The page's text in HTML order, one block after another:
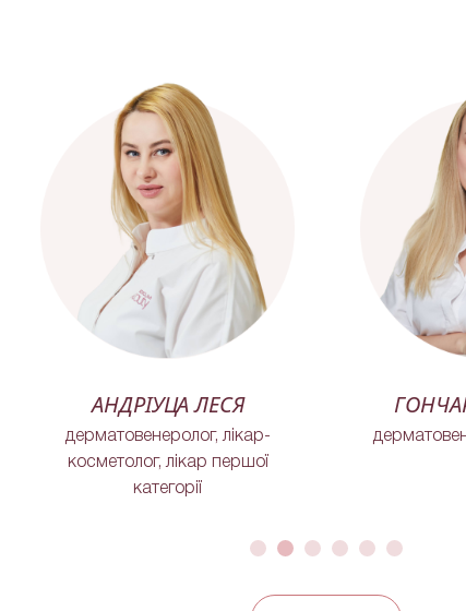
АНДРІУЦА ЛЕСЯ
дерматовенеролог, лікар-
косметолог, лікар першої
категорії